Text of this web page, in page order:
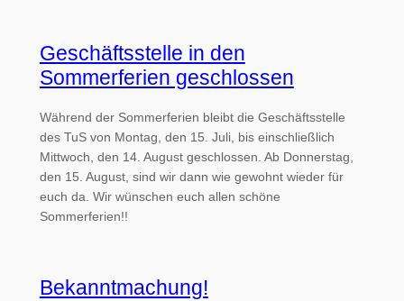
Geschäftsstelle in den
Sommerferien geschlossen
Während der Sommerferien bleibt die Geschäftsstelle
des TuS von Montag, den 15. Juli, bis einschließlich
Mittwoch, den 14. August geschlossen. Ab Donnerstag,
den 15. August, sind wir dann wie gewohnt wieder für
euch da. Wir wünschen euch allen schöne
Sommerferien!!
Bekanntmachung!